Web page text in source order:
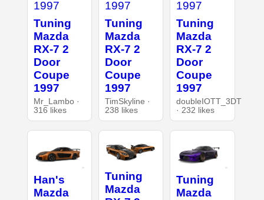
Tuning
Mazda
RX-7 2
Door
Coupe
1997
Mr_Lambo ·
316 likes
Tuning
Mazda
RX-7 2
Door
Coupe
1997
TimSkyline ·
238 likes
Tuning
Mazda
RX-7 2
Door
Coupe
1997
doubleIOTT_3DT
· 232 likes
Han's
Mazda
Tuning
Mazda
Tuning
Mazda